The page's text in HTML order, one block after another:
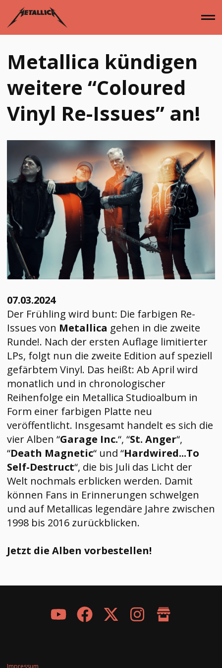
Inhalt
springen
Home
Alben
Singles
Live Termine
Metallica kündigen
weitere “Coloured
Vinyl Re-Issues” an!
07.03.2024
Der Frühling wird bunt: Die farbigen Re-
Issues von Metallica gehen in die zweite
Runde!. Nach der ersten Auflage limitierter
LPs, folgt nun die zweite Edition auf speziell
gefärbtem Vinyl. Das heißt: Ab April wird
monatlich und in chronologischer
Reihenfolge ein Metallica Studioalbum in
Form einer farbigen Platte neu
veröffentlicht. Insgesamt handelt es sich die
vier Alben “Garage Inc.“, “St. Anger“,
“Death Magnetic“ und “Hardwired...To
Self-Destruct“, die bis Juli das Licht der
Welt nochmals erblicken werden. Damit
können Fans in Erinnerungen schwelgen
und auf Metallicas legendäre Jahre zwischen
1998 bis 2016 zurückblicken.
Jetzt die Alben vorbestellen!
Impressum